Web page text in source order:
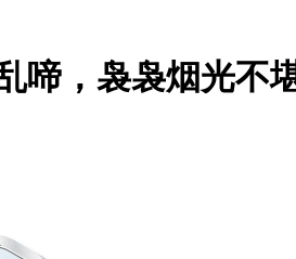
啼，袅袅烟光不